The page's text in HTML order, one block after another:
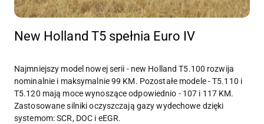
New Holland T5 spełnia Euro IV
Najmniejszy model nowej serii - new Holland T5.100 rozwija
nominalnie i maksymalnie 99 KM. Pozostałe modele - T5.110 i
T5.120 mają moce wynoszące odpowiednio - 107 i 117 KM.
Zastosowane silniki oczyszczają gazy wydechowe dzięki
systemom: SCR, DOC i eEGR.